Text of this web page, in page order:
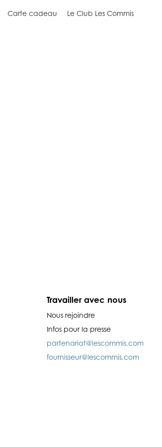
Carte cadeau Le Club Les Commis
Travailler avec nous
Nous rejoindre
Infos pour la presse
partenariat@lescommis.com
fournisseur@lescommis.com